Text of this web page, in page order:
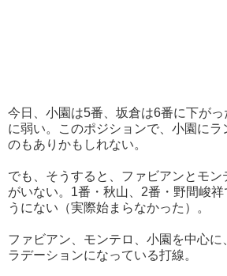
今日、小園は5番、坂倉は6番に下が
に弱い。このポジションで、小園にラ
のもありかもしれない。
でも、そうすると、ファビアンとモン
がいない。1番・秋山、2番・野間峻
うにない（実際始まらなかった）。
ファビアン、モンテロ、小園を中心
ラデーションになっている打線。